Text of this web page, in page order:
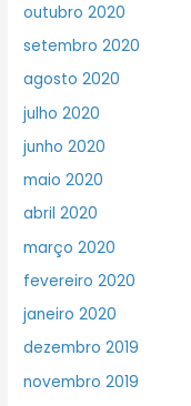
outubro 2020
setembro 2020
agosto 2020
julho 2020
junho 2020
maio 2020
abril 2020
março 2020
fevereiro 2020
janeiro 2020
dezembro 2019
novembro 2019